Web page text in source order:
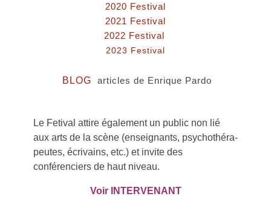
2020 Festival
2021 Festival
2022 Festival
2023 Festival
BLOG articles de Enrique Pardo
Le Fetival attire également un public non lié
aux arts de la scène (enseignants, psychothéra-
peutes, écrivains, etc.) et invite des
conférenciers de haut niveau.
Voir INTERVENANT